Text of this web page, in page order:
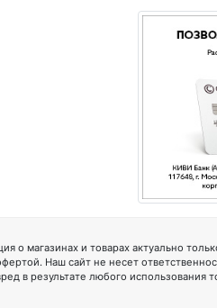
магазинах и товарах актуально
Наш сайт не несет
в результате любого использования